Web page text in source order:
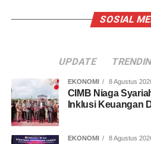
SOSIAL
UPDATE
EKONOMI 8 Agustus
CIMB Niaga
Inklusi Keuangan
EKONOMI 8 Agustus